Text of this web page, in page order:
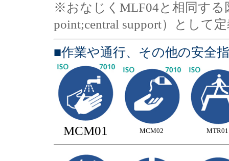
※おなじくMLF04と相同する
point;central support）として
■作業や通行、その他の安全
MCM01 MCM02 MTR01